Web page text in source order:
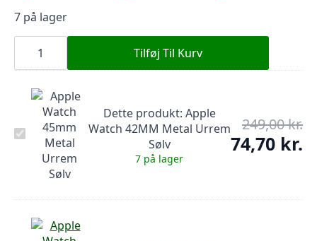
7 på lager
Apple
Watch
Metal
Urrem
Sølv
Tilføj Til Kurv
Apple
Watch
42MM
Metal
Urrem
Dette produkt: Apple
Watch 42MM Metal Urrem
Sølv
7 på lager
249,00kr.
74,70 kr.